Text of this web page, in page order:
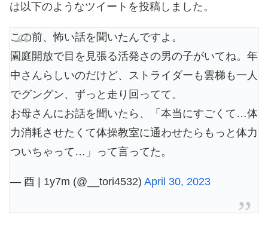
は以下のようなツイートを投稿しました。
この前、怖い話を聞いたんですよ。
園庭開放で目を見張る活発さの男の子がいてね。年
中さんらしいのだけど、ストライダーも雲梯も一人
でグングン、ずっと走り回ってて。
お母さんにお話を聞いたら、「本当にすごくて…体
力消耗させたくて体操教室に通わせたらもっと体力
ついちゃって…」って言ってた。
— 酉 | 1y7m (@__tori4532) April 30, 2023